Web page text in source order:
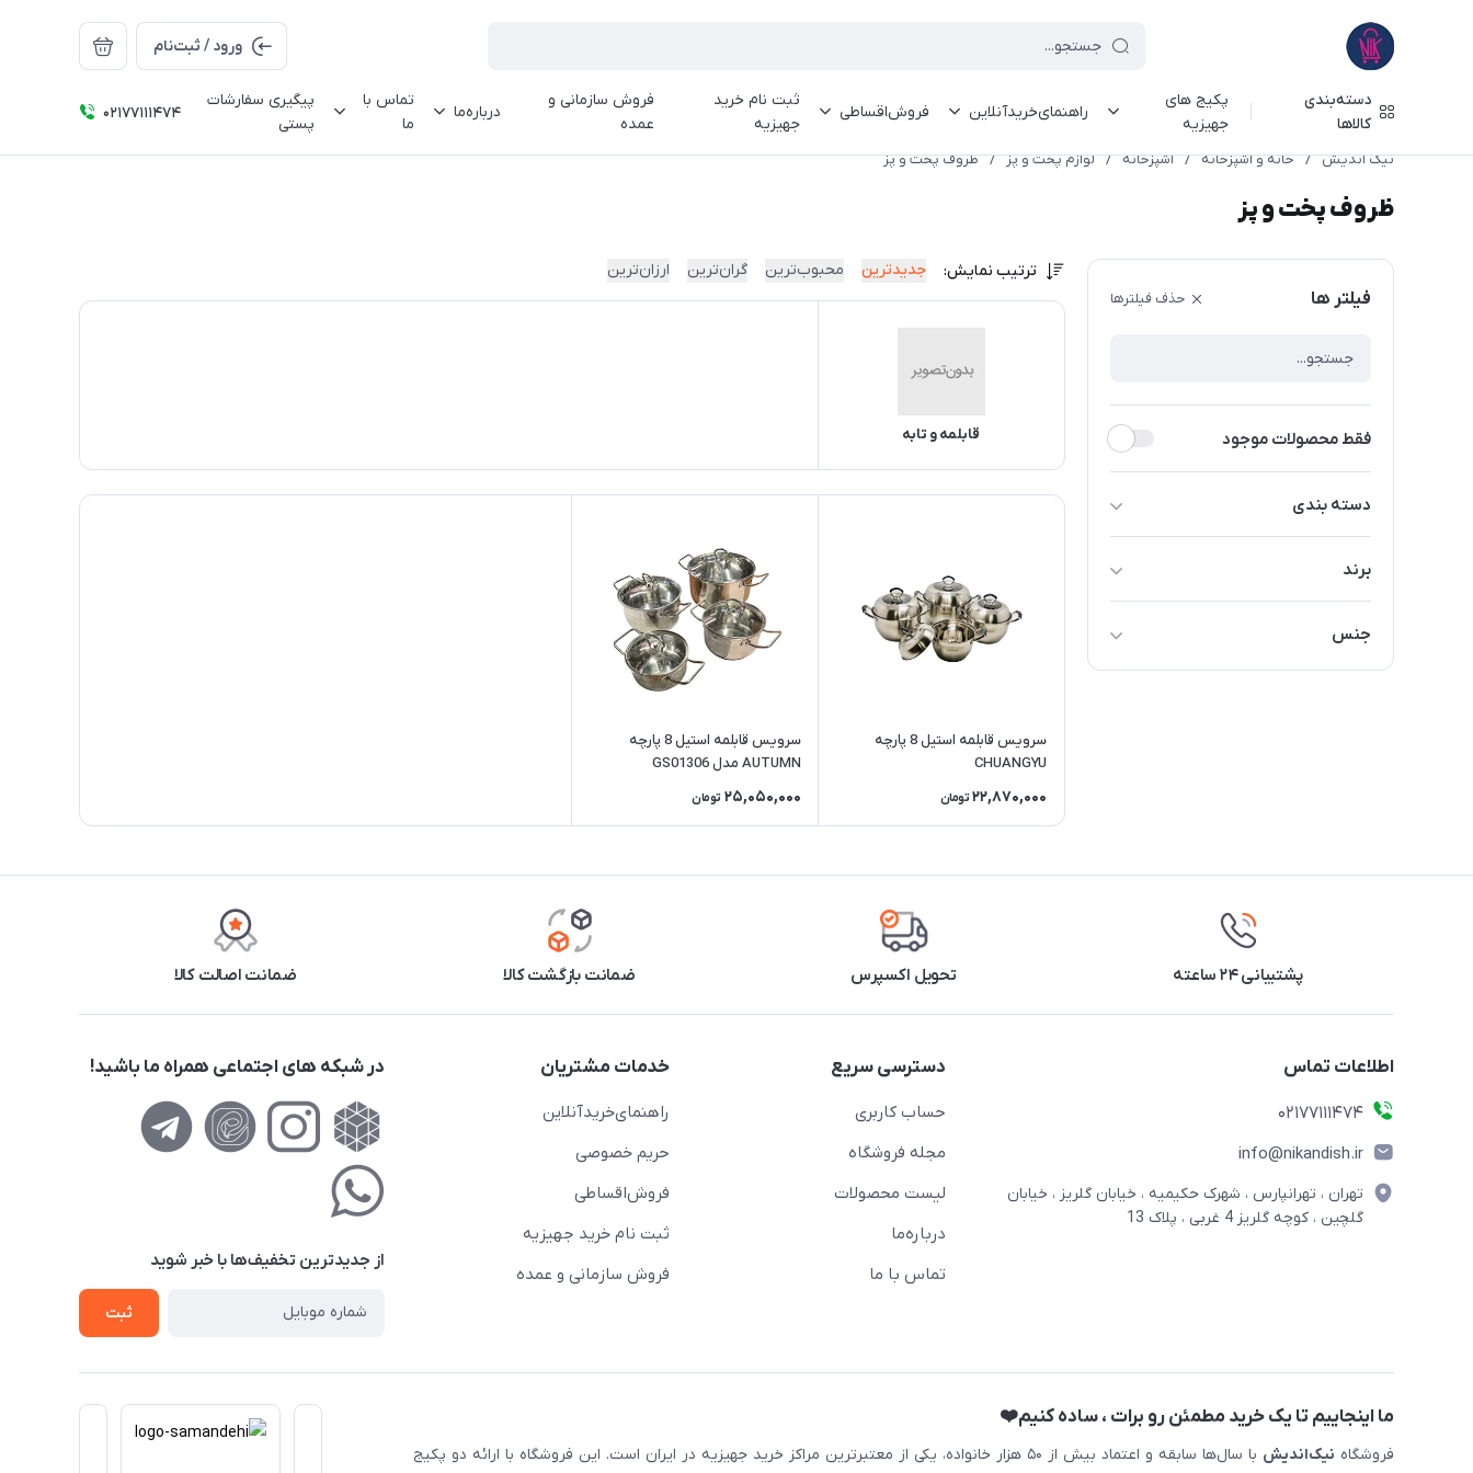
ورود / ثبت‌نام
دسته‌بندی
کالاها
پکیج های
جهیزیه
راهنمای‌خرید‌آنلاین فروش‌اقساطی
ثبت نام خرید
جهیزیه
فروش سازمانی و
عمده
درباره‌ما
تماس با
ما
پیگیری سفارشات
پستی
02177111474
نیک اندیش / خانه و آشپزخانه / آشپزخانه / لوازم پخت و پز / ظروف پخت و پز
ظروف پخت و پز
فیلتر ها حذف فیلترها
فقط محصولات موجود
دسته بندی
برند
AUTUMN
جنس
استيل
ترتیب نمایش: جدیدترین محبوب‌ترین گران‌ترین ارزان‌ترین
قابلمه و تابه
سرویس قابلمه استیل 8 پارچه
CHUANGYU
22,870,000 تومان
سرویس قابلمه استیل 8 پارچه
AUTUMN مدل GS01306
25,050,000 تومان
پشتیبانی ۲۴ ساعته تحویل اکسپرس ضمانت بازگشت کالا ضمانت اصالت کالا
اطلاعات تماس
02177111474
info@nikandish.ir
تهران ، تهرانپارس ، شهرک حکیمیه ، خیابان گلریز ، خیابان
گلچین ، کوچه گلریز 4 غربی ، پلاک 13
دسترسی سریع
حساب کاربری
مجله فروشگاه
لیست محصولات
درباره‌ما
تماس با ما
خدمات مشتریان
راهنمای‌خرید‌آنلاین
حریم خصوصی
فروش‌اقساطی
ثبت نام خرید جهیزیه
فروش سازمانی و عمده
در شبکه های اجتماعی همراه ما باشید!
از جدید‌ترین تخفیف‌ها با‌ خبر شوید
ثبت
ما اینجاییم تا یک خرید مطمئن رو برات ، ساده کنیم❤️
فروشگاه نیک‌اندیش با سال‌ها سابقه و اعتماد بیش از ۵۰ هزار خانواده، یکی از معتبرترین مراکز خرید جهیزیه در ایران است. این فروشگاه با ارائه دو پکیج